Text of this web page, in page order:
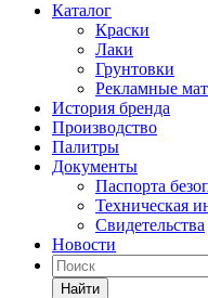
Каталог
Краски
Лаки
Грунтовки
Рекламные
История бренда
Производство
Палитры
Документы
Паспорта
Техническая
Свидетельства
Новости
Найти